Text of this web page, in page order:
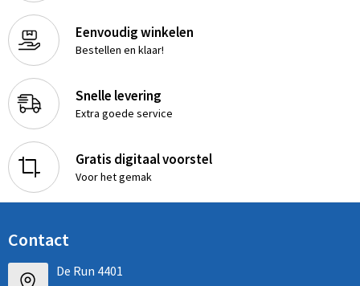
Eenvoudig winkelen
Bestellen en klaar!
Snelle levering
Extra goede service
Gratis digitaal voorstel
Voor het gemak
Contact
De Run 4401